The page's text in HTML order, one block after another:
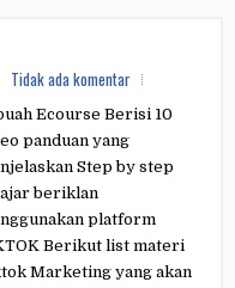
Tidak ada komentar
Ecourse Berisi 10
panduan yang
Step by step
beriklan
platform
Berikut list materi
Marketing yang akan